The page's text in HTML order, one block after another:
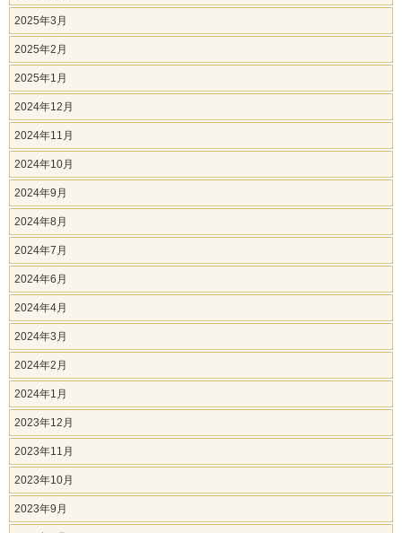
2025年3月
2025年2月
2025年1月
2024年12月
2024年11月
2024年10月
2024年9月
2024年8月
2024年7月
2024年6月
2024年4月
2024年3月
2024年2月
2024年1月
2023年12月
2023年11月
2023年10月
2023年9月